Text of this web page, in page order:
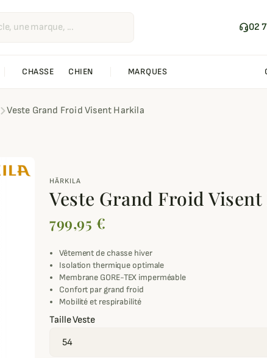
02
CHASSE CHIEN MARQUES
Veste Grand Froid Visent Harkila
HÄRKILA
Veste Grand Froid
799,95 €
Vêtement de chasse hiver
Isolation thermique optimale
Membrane GORE-TEX imperméable
Confort par grand froid
Mobilité et respirabilité
Taille Veste